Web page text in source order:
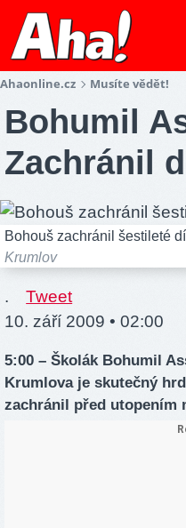
Ahaonline.cz Musíte vědět!
Bohumil
Zachránil
Bohouš zachránil šestileté
Krumlov
.
Tweet
10. září 2009 • 02:00
5:00 – Školák Bohumil
Krumlova je skutečný
zachránil před utopením